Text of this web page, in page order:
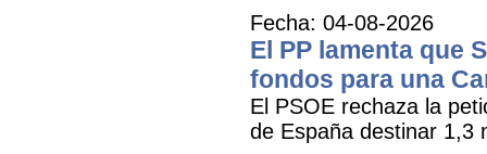
Fecha: 04-08-2026
El PP lamenta que
fondos para una
El PSOE rechaza la
de España destinar 1,3